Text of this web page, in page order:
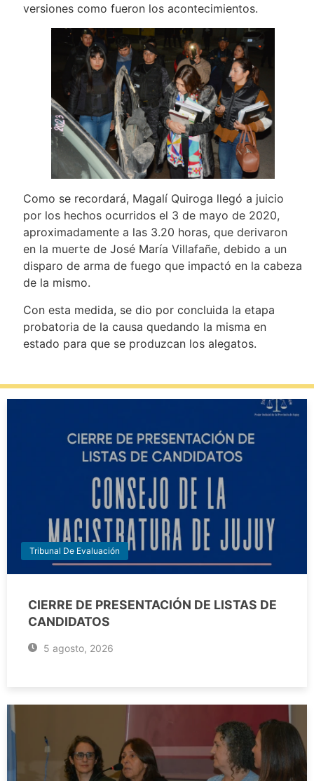
versiones como fueron los acontecimientos.
Como se recordará, Magalí Quiroga llegó a juicio
por los hechos ocurridos el 3 de mayo de 2020,
aproximadamente a las 3.20 horas, que derivaron
en la muerte de José María Villafañe, debido a un
disparo de arma de fuego que impactó en la cabeza
de la mismo.
Con esta medida, se dio por concluida la etapa
probatoria de la causa quedando la misma en
estado para que se produzcan los alegatos.
Tribunal De Evaluación
CIERRE DE PRESENTACIÓN DE LISTAS DE
CANDIDATOS
5 agosto, 2026